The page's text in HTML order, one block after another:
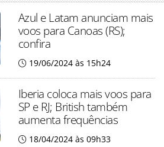
Azul e Latam anunciam mais
voos para Canoas (RS);
confira
19/06/2024 às 15h24
Iberia coloca mais voos para
SP e RJ; British também
aumenta frequências
18/04/2024 às 09h33